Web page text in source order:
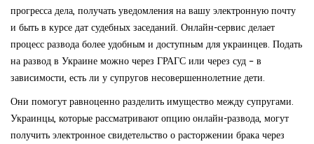
прогресса дела, получать уведомления на вашу электронную почту
и быть в курсе дат судебных заседаний. Онлайн-сервис делает
процесс развода более удобным и доступным для украинцев. Подать
на развод в Украине можно через ГРАГС или через суд – в
зависимости, есть ли у супругов несовершеннолетние дети.
Они помогут равноценно разделить имущество между супругами.
Украинцы, которые рассматривают опцию онлайн-развода, могут
получить электронное свидетельство о расторжении брака через